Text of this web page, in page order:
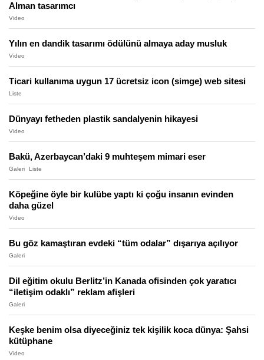
Alman tasarımcı
Video
Yılın en dandik tasarımı ödülünü almaya aday musluk
Video
Ticari kullanıma uygun 17 ücretsiz icon (simge) web sitesi
Liste
Dünyayı fetheden plastik sandalyenin hikayesi
Video
Bakü, Azerbaycan’daki 9 muhteşem mimari eser
Galeri Liste
Köpeğine öyle bir kulübe yaptı ki çoğu insanın evinden
daha güzel
Video
Bu göz kamaştıran evdeki “tüm odalar” dışarıya açılıyor
Galeri
Dil eğitim okulu Berlitz’in Kanada ofisinden çok yaratıcı
“iletişim odaklı” reklam afişleri
Galeri
Keşke benim olsa diyeceğiniz tek kişilik koca dünya: Şahsi
kütüphane
Video